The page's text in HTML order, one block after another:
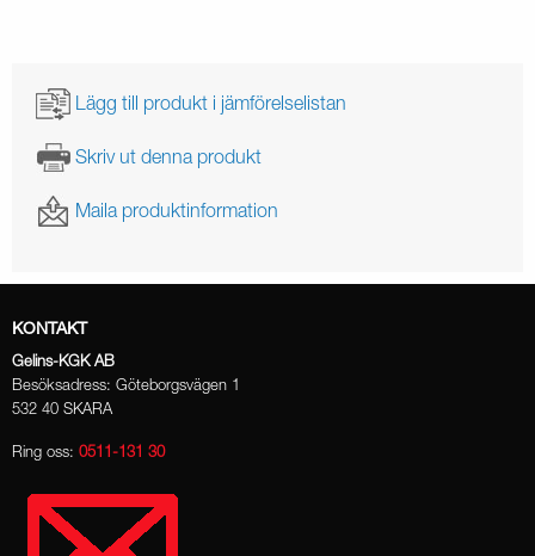
Lägg till produkt i jämförelselistan
Skriv ut denna produkt
Maila produktinformation
KONTAKT
Gelins-KGK AB
Besöksadress: Göteborgsvägen 1
532 40 SKARA
Ring oss: 0511-131 30